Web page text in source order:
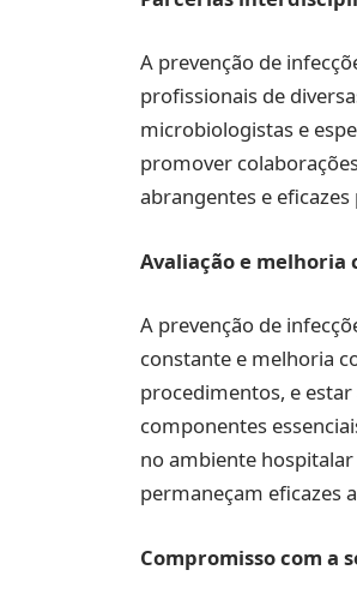
A prevenção de
profissionais de
microbiologistas e
promover
abrangentes e
Avaliação e melhoria
A prevenção de
constante e melhoria
procedimentos, e
componentes
no ambiente
permaneçam eficazes
Compromisso com a